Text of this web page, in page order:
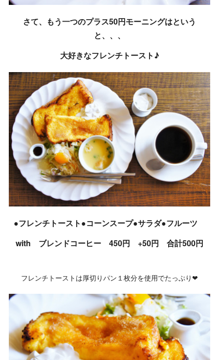
さて、もう一つのプラス50円モーニングはという
と、、、
大好きなフレンチトースト♪
●フレンチトースト●コーンスープ●サラダ●フルーツ
with ブレンドコーヒー 450円 +50円 合計500円
フレンチトーストは厚切りパン１枚分を使用でたっぷり❤